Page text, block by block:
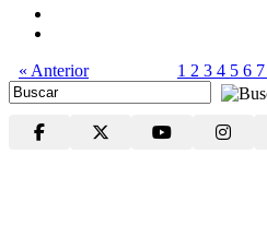
« Anterior 1 2 3 4 5 6 7